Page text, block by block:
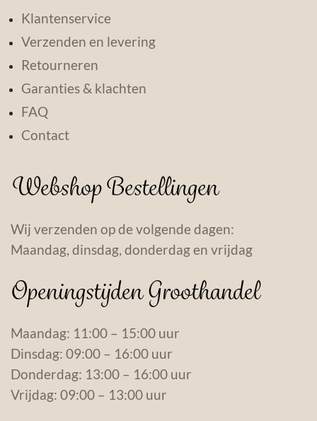
Klantenservice
Verzenden en levering
Retourneren
Garanties & klachten
FAQ
Contact
Webshop Bestellingen
Wij verzenden op de volgende dagen:
Maandag, dinsdag, donderdag en vrijdag
Openingstijden Groothandel
Maandag: 11:00 – 15:00 uur
Dinsdag: 09:00 – 16:00 uur
Donderdag: 13:00 – 16:00 uur
Vrijdag: 09:00 – 13:00 uur